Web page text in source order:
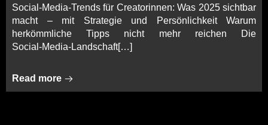
Social‑Media‑Trends für Creatorinnen: Was 2025 sichtbar
macht – mit Strategie und Persönlichkeit Warum
herkömmliche Tipps nicht mehr reichen Die
Social‑Media‑Landschaft[…]
Read more